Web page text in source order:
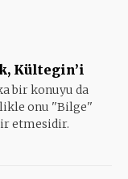
Kültegin’i
bir konuyu da
onu ''Bilge''
etmesidir.